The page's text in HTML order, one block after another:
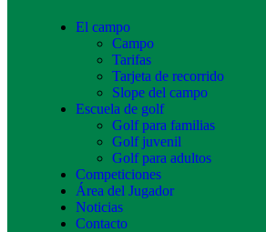
El campo
Campo
Tarifas
Tarjeta de recorrido
Slope del campo
Escuela de golf
Golf para familias
Golf juvenil
Golf para adultos
Competiciones
Área del Jugador
Noticias
Contacto